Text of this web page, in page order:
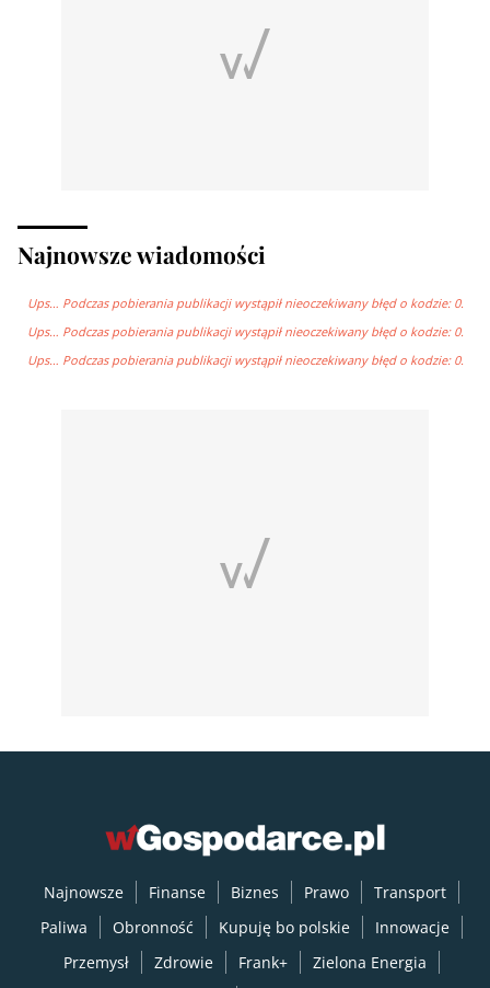
Najnowsze wiadomości
Ups… Podczas pobierania publikacji wystąpił nieoczekiwany błęd o kodzie: 0.
Ups… Podczas pobierania publikacji wystąpił nieoczekiwany błęd o kodzie: 0.
Ups… Podczas pobierania publikacji wystąpił nieoczekiwany błęd o kodzie: 0.
Najnowsze Finanse Biznes Prawo
Transport
Paliwa
Obronność Kupuję bo polskie
Innowacje
Przemysł
Zdrowie Frank+
Zielona Energia